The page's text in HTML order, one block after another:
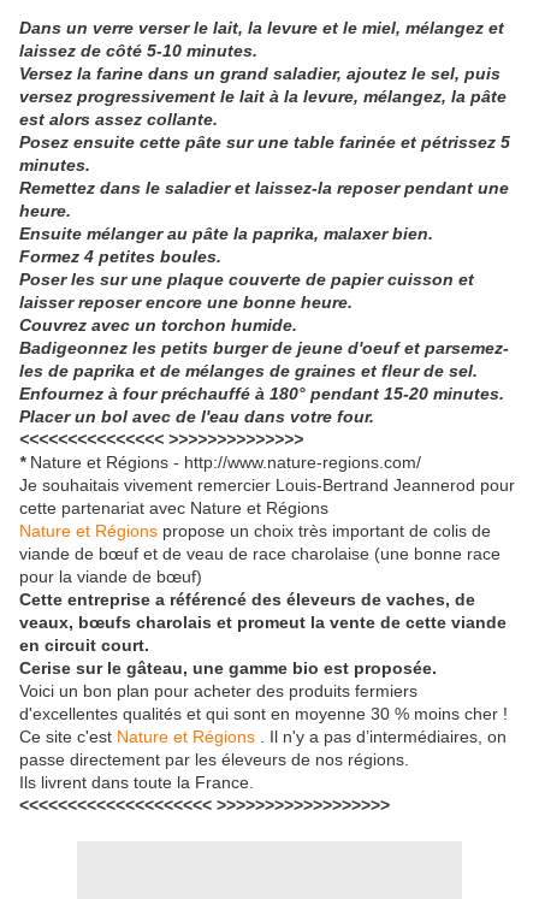
Dans un verre verser le lait, la levure et le miel, mélangez et
laissez de côté 5-10 minutes.
Versez la farine dans un grand saladier, ajoutez le sel, puis
versez progressivement le lait à la levure, mélangez, la pâte
est alors assez collante.
Posez ensuite cette pâte sur une table farinée et pétrissez 5
minutes.
Remettez dans le saladier et laissez-la reposer pendant une
heure.
Ensuite mélanger au pâte la paprika, malaxer bien.
Formez 4 petites boules.
Poser les sur une plaque couverte de papier cuisson et
laisser reposer encore une bonne heure.
Couvrez avec un torchon humide.
Badigeonnez les petits burger de jeune d'oeuf et parsemez-
les de paprika et de mélanges de graines et fleur de sel.
Enfournez à four préchauffé à 180° pendant 15-20 minutes.
Placer un bol avec de l'eau dans votre four.
<<<<<<<<<<<<<<< >>>>>>>>>>>>>>
* Nature et Régions - http://www.nature-regions.com/
Je souhaitais vivement remercier Louis-Bertrand Jeannerod pour
cette partenariat avec Nature et Régions
Nature et Régions propose un choix très important de colis de
viande de bœuf et de veau de race charolaise (une bonne race
pour la viande de bœuf)
Cette entreprise a référencé des éleveurs de vaches, de
veaux, bœufs charolais et promeut la vente de cette viande
en circuit court.
Cerise sur le gâteau, une gamme bio est proposée.
Voici un bon plan pour acheter des produits fermiers
d'excellentes qualités et qui sont en moyenne 30 % moins cher !
Ce site c'est Nature et Régions . Il n'y a pas d’intermédiaires, on
passe directement par les éleveurs de nos régions.
Ils livrent dans toute la France.
<<<<<<<<<<<<<<<<<<<< >>>>>>>>>>>>>>>>>>